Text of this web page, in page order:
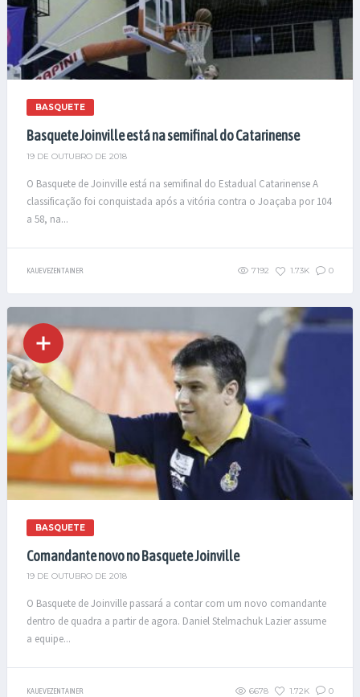
BASQUETE
Basquete Joinville está na semifinal do Catarinense
19 DE OUTUBRO DE 2018
O Basquete de Joinville está na semifinal do Estadual Catarinense A
classificação foi conquistada após a vitória contra o Joaçaba por 104
a 58, na...
KAUE VEZENTAINER 7192 1.73K 0
BASQUETE
Comandante novo no Basquete Joinville
19 DE OUTUBRO DE 2018
O Basquete de Joinville passará a contar com um novo comandante
dentro de quadra a partir de agora. Daniel Stelmachuk Lazier assume
a equipe...
KAUE VEZENTAINER 6678 1.72K 0